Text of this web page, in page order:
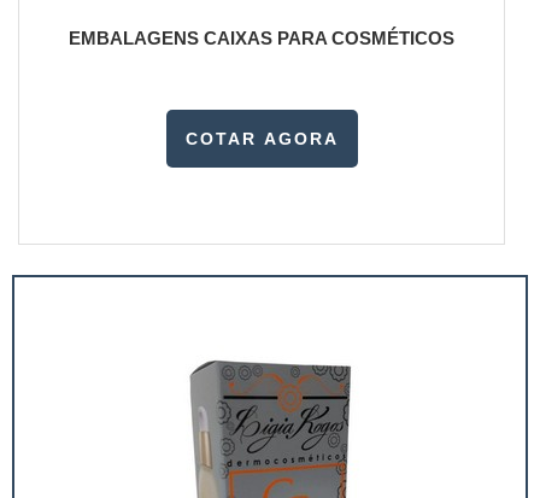
EMBALAGENS CAIXAS PARA COSMÉTICOS
COTAR AGORA